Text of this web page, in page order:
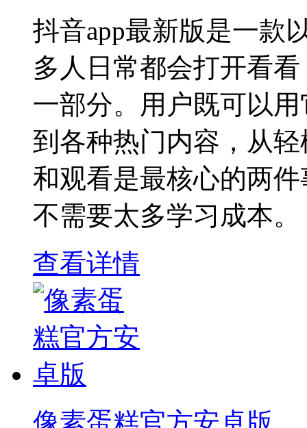
抖音app最新版是一款
多人日常都会打开看
一部分。用户既可以
到各种热门内容，从
和观看是最核心的两
不需要太多学习成本。
查看详情